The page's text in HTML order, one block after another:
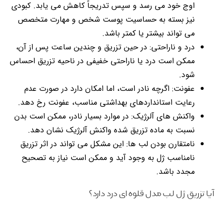
اوج خود می رسد و سپس تدریجاً کاهش می یابد. کبودی
نیز بسته به حساسیت پوست شخص و مهارت متخصص
می تواند بیشتر یا کمتر باشد.
درد و ناراحتی: در حین تزریق و چندین ساعت پس از آن،
ممکن است درد یا ناراحتی خفیفی در ناحیه تزریق احساس
شود.
عفونت: اگرچه نادر است، اما امکان دارد در صورت عدم
رعایت استانداردهای بهداشتی مناسب، عفونت رخ دهد.
واکنش های آلرژیک: در موارد بسیار نادر، ممکن است بدن
نسبت به ماده تزریق شده واکنش آلرژیک نشان دهد.
نامتقارن بودن لب ها: این مشکل می تواند در اثر تزریق
نامناسب ژل به وجود آید و ممکن است نیاز به تصحیح
مجدد باشد.
آیا تزریق ژل لب مدل قلوه ای درد دارد؟